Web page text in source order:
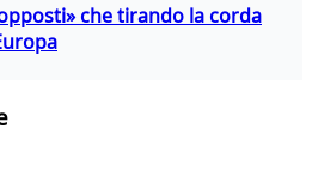
che tirando la corda